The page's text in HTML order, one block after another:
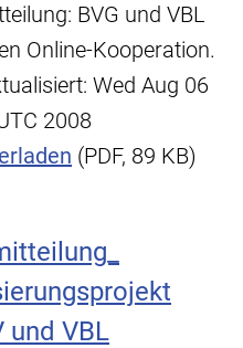
BVG und VBL
Online-Kooperation.
Wed Aug 06
2008
(PDF, 89 KB)
und VBL